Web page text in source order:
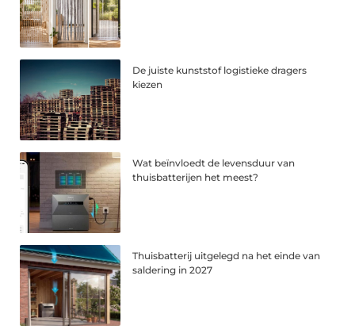
De juiste kunststof logistieke dragers
kiezen
Wat beïnvloedt de levensduur van
thuisbatterijen het meest?
Thuisbatterij uitgelegd na het einde van
saldering in 2027